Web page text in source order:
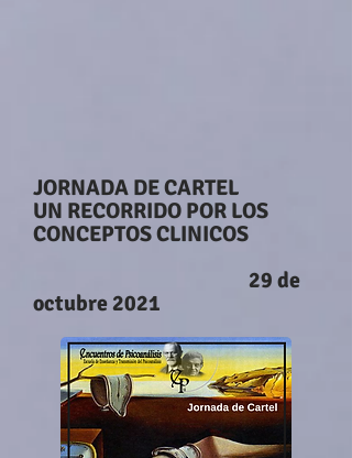
JORNADA DE CARTEL
UN RECORRIDO POR LOS
CONCEPTOS CLINICOS
29 de
octubre 2021